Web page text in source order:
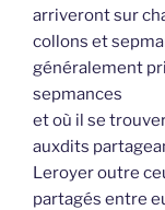
arriveront sur
collons et
généralement
sepmances
et où il se
auxdits
Leroyer outre
partagés entre